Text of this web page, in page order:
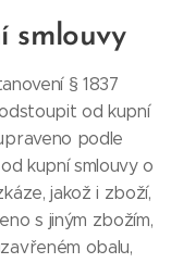
smlouvy
§ 1837
od kupní
podle
kupní smlouvy o
jakož i zboží,
s jiným zbožím,
obalu,